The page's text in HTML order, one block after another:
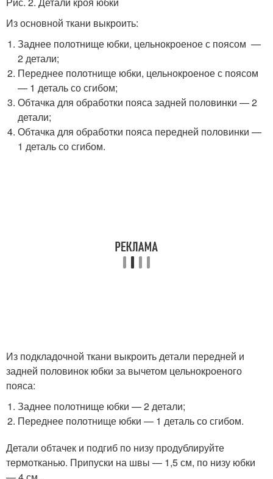
Из основной ткани выкроить:
Заднее полотнище юбки, цельнокроеное с поясом —
2 детали;
Переднее полотнище юбки, цельнокроеное с поясом
— 1 деталь со сгибом;
Обтачка для обработки пояса задней половинки — 2
детали;
Обтачка для обработки пояса передней половинки —
1 деталь со сгибом.
Из подкладочной ткани выкроить детали передней и
задней половинок юбки за вычетом цельнокроеного
пояса:
Заднее полотнище юбки — 2 детали;
Переднее полотнище юбки — 1 деталь со сгибом.
Детали обтачек и подгиб по низу продублируйте
термотканью. Припуски на швы — 1,5 см, по низу юбки